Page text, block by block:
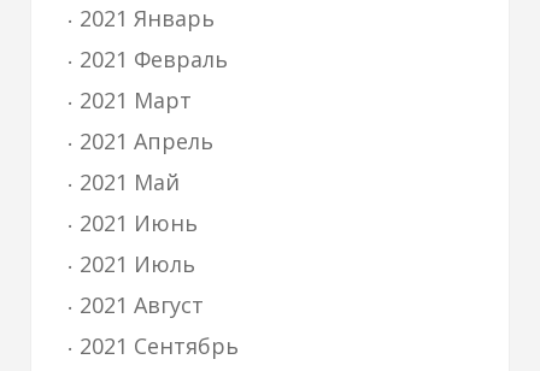
2021 Январь
2021 Февраль
2021 Март
2021 Апрель
2021 Май
2021 Июнь
2021 Июль
2021 Август
2021 Сентябрь